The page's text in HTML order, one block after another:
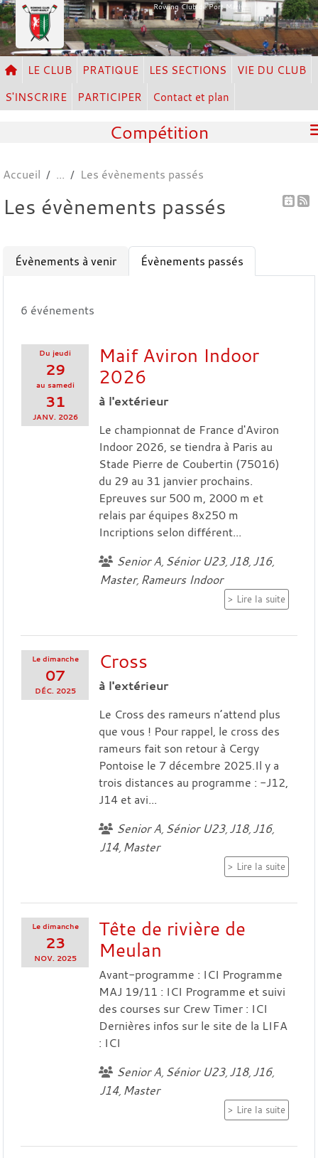
Rowing Club de Port Marly
LE CLUB PRATIQUE LES SECTIONS
VIE DU CLUB
S'INSCRIRE
PARTICIPER Contact et plan
Compétition
Accueil Les évènements passés
Les évènements passés
Évènements à venir Évènements passés
6 événements
Dujeudi
29
au samedi
31
JANV. 2026
Maif Aviron Indoor
2026
à l'extérieur
Le championnat de France d'Aviron
Indoor 2026, se tiendra à Paris au
Stade Pierre de Coubertin (75016)
du 29 au 31 janvier prochains.
Epreuves sur 500 m, 2000 m et
relais par équipes 8x250 m
Incriptions selon différent...
Senior A Sénior U23 J18 J16
Master Rameurs Indoor
Lire la suite
Le dimanche
07
DÉC. 2025
Cross
à l'extérieur
Le Cross des rameurs n’attend plus
que vous ! Pour rappel, le cross des
rameurs fait son retour à Cergy
Pontoise le 7 décembre 2025.Il y a
trois distances au programme : -J12,
J14 et avi...
Senior A Sénior U23 J18 J16
J14 Master
Lire la suite
Le dimanche
23
NOV. 2025
Tête de rivière de
Meulan
Avant-programme : ICI Programme
MAJ 19/11 : ICI Programme et suivi
des courses sur Crew Timer : ICI
Dernières infos sur le site de la LIFA
: ICI
Senior A Sénior U23 J18 J16
J14 Master
Lire la suite
Panneau de gestion des cookies